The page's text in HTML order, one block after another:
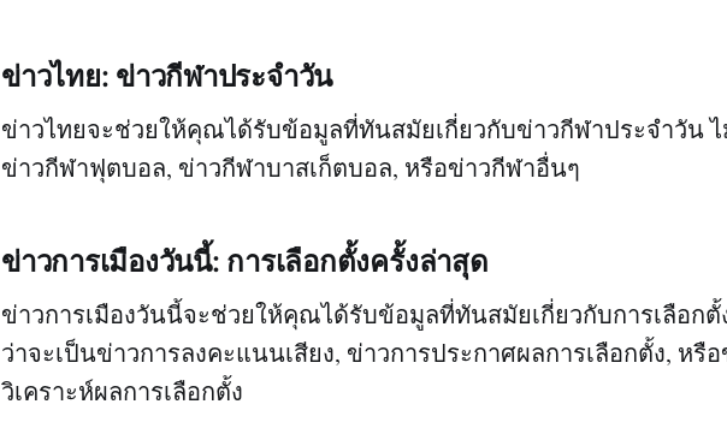
ข่าวไทย: ข่าวกีฬาประจำวัน
ข่าวไทยจะช่วยให้คุณได้รับข้อมูลที่ทันสมัยเกี่ยวกับข่าวกีฬาประจำวัน ไ
ข่าวกีฬาฟุตบอล, ข่าวกีฬาบาสเก็ตบอล, หรือข่าวกีฬาอื่นๆ
ข่าวการเมืองวันนี้: การเลือกตั้งครั้งล่าสุด
ข่าวการเมืองวันนี้จะช่วยให้คุณได้รับข้อมูลที่ทันสมัยเกี่ยวกับการเลือกตั้
ว่าจะเป็นข่าวการลงคะแนนเสียง, ข่าวการประกาศผลการเลือกตั้ง, หรื
วิเคราะห์ผลการเลือกตั้ง